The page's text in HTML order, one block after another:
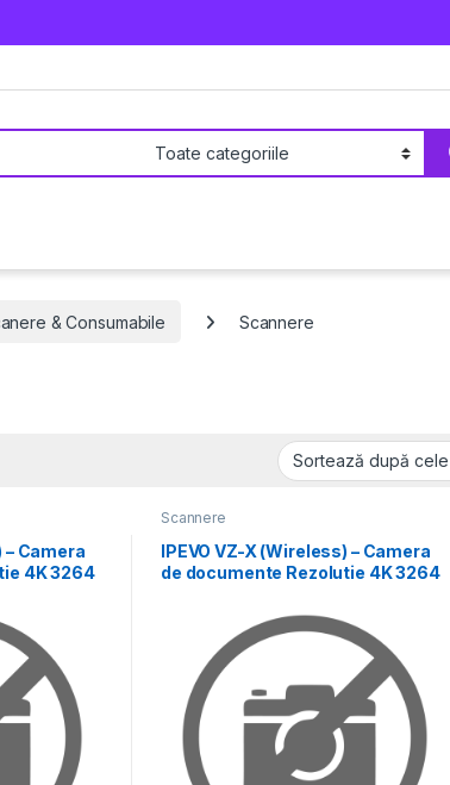
& Consumabile Scannere
– Camera
4K 3264
Scannere
IPEVO VZ-X (Wireless) – Camera
de documente Rezolutie 4K 3264